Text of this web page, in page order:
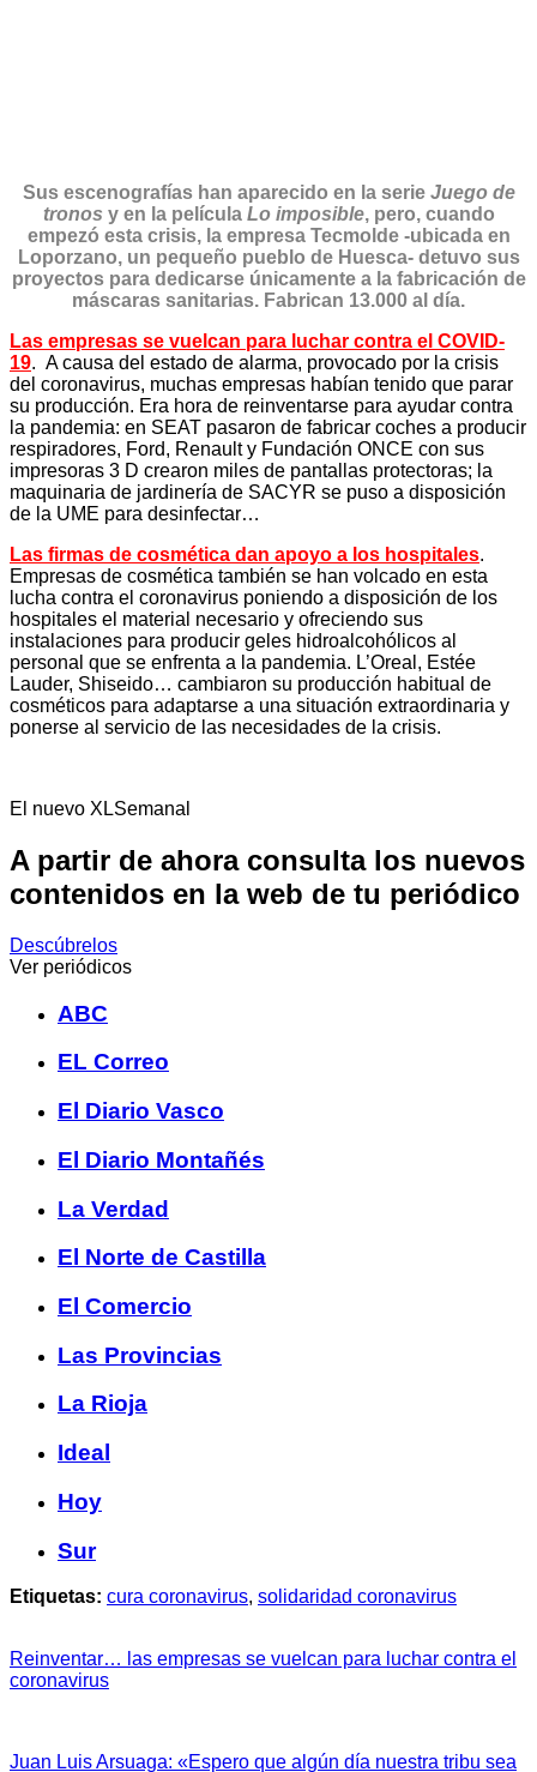
Sus escenografías han aparecido en la serie Juego de
tronos y en la película Lo imposible, pero, cuando
empezó esta crisis, la empresa Tecmolde -ubicada en
Loporzano, un pequeño pueblo de Huesca- detuvo sus
proyectos para dedicarse únicamente a la fabricación de
máscaras sanitarias. Fabrican 13.000 al día.
Las empresas se vuelcan para luchar contra el COVID-
19. A causa del estado de alarma, provocado por la crisis
del coronavirus, muchas empresas habían tenido que parar
su producción. Era hora de reinventarse para ayudar contra
la pandemia: en SEAT pasaron de fabricar coches a producir
respiradores, Ford, Renault y Fundación ONCE con sus
impresoras 3 D crearon miles de pantallas protectoras; la
maquinaria de jardinería de SACYR se puso a disposición
de la UME para desinfectar…
Las firmas de cosmética dan apoyo a los hospitales.
Empresas de cosmética también se han volcado en esta
lucha contra el coronavirus poniendo a disposición de los
hospitales el material necesario y ofreciendo sus
instalaciones para producir geles hidroalcohólicos al
personal que se enfrenta a la pandemia. L’Oreal, Estée
Lauder, Shiseido… cambiaron su producción habitual de
cosméticos para adaptarse a una situación extraordinaria y
ponerse al servicio de las necesidades de la crisis.
El nuevo XLSemanal
A partir de ahora consulta los nuevos
contenidos en la web de tu periódico
Descúbrelos
Ver periódicos
ABC
EL Correo
El Diario Vasco
El Diario Montañés
La Verdad
El Norte de Castilla
El Comercio
Las Provincias
La Rioja
Ideal
Hoy
Sur
Etiquetas: cura coronavirus, solidaridad coronavirus
Reinventar… las empresas se vuelcan para luchar contra el
coronavirus
Juan Luis Arsuaga: «Espero que algún día nuestra tribu sea